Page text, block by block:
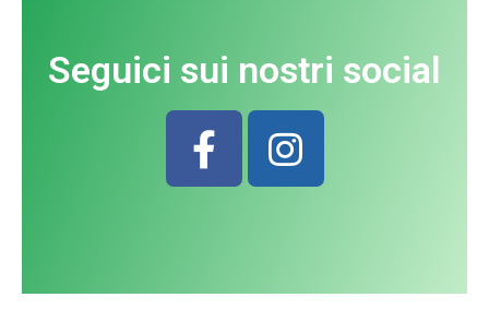
Seguici sui nostri social